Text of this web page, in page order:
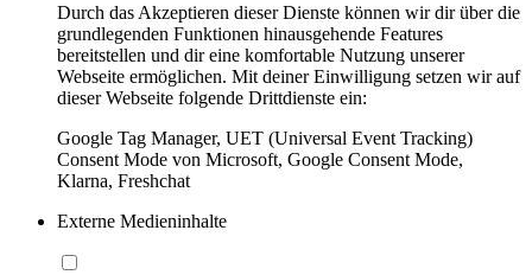
Durch das Akzeptieren dieser Dienste können wir dir über die
grundlegenden Funktionen hinausgehende Features
bereitstellen und dir eine komfortable Nutzung unserer
Webseite ermöglichen. Mit deiner Einwilligung setzen wir auf
dieser Webseite folgende Drittdienste ein:
Google Tag Manager, UET (Universal Event Tracking)
Consent Mode von Microsoft, Google Consent Mode,
Klarna, Freshchat
Externe Medieninhalte